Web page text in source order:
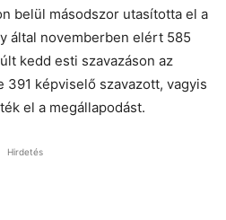
belül másodszor utasította el a
által novemberben elért 585
kedd esti szavazáson az
képviselő szavazott, vagyis
el a megállapodást.
Hirdetés